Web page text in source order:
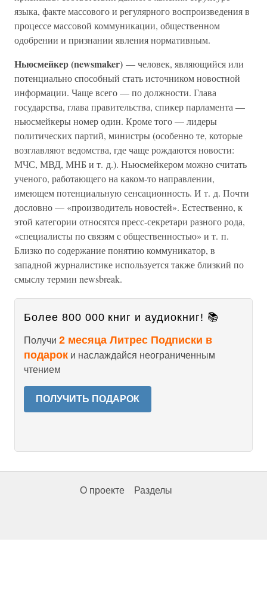
языка, факте массового и регулярного воспроизведения в
процессе массовой коммуникации, общественном
одобрении и признании явления нормативным.
Ньюсмейкер (newsmaker) — человек, являющийся или
потенциально способный стать источником новостной
информации. Чаще всего — по должности. Глава
государства, глава правительства, спикер парламента —
ньюсмейкеры номер один. Кроме того — лидеры
политических партий, министры (особенно те, которые
возглавляют ведомства, где чаще рождаются новости:
МЧС, МВД, МНБ и т. д.). Ньюсмейкером можно считать
ученого, работающего на каком-то направлении,
имеющем потенциальную сенсационность. И т. д. Почти
дословно — «производитель новостей». Естественно, к
этой категории относятся пресс-секретари разного рода,
«специалисты по связям с общественностью» и т. п.
Близко по содержание понятию коммуникатор, в
западной журналистике используется также близкий по
смыслу термин newsbreak.
Более 800 000 книг и аудиокниг! 📚
Получи 2 месяца Литрес Подписки в
подарок и наслаждайся неограниченным
чтением
ПОЛУЧИТЬ ПОДАРОК
О проекте Разделы